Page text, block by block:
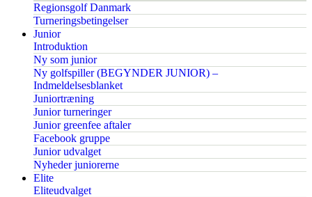
Regionsgolf Danmark
Turneringsbetingelser
Junior
Introduktion
Ny som junior
Ny golfspiller (BEGYNDER JUNIOR) –
Indmeldelsesblanket
Juniortræning
Junior turneringer
Junior greenfee aftaler
Facebook gruppe
Junior udvalget
Nyheder juniorerne
Elite
Eliteudvalget